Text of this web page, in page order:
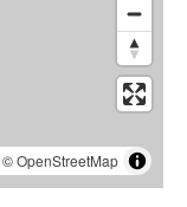
©OpenStreetMap